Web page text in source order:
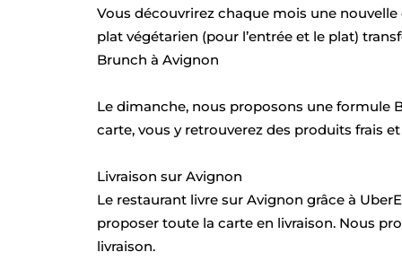
Vous découvrirez chaque mois une
plat végétarien (pour l’entrée et le plat)
Brunch à Avignon
Le dimanche, nous proposons une formule
carte, vous y retrouverez des produits frais
Livraison sur Avignon
Le restaurant livre sur Avignon grâce à
proposer toute la carte en livraison. Nous
livraison.